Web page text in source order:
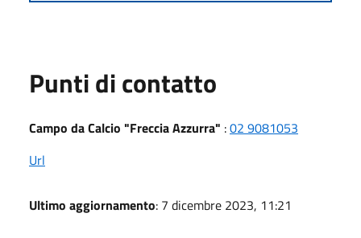
Punti di contatto
Campo da Calcio "Freccia Azzurra" :02 9081053
Url
Ultimo aggiornamento: 7 dicembre 2023, 11:21